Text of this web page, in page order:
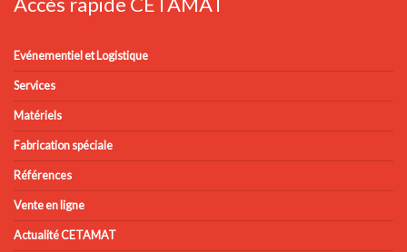
Evénementiel et Logistique
Services
Matériels
Fabrication spéciale
Références
Vente en ligne
Actualité CETAMAT